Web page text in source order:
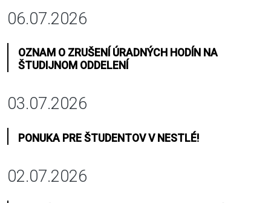
06.07.2026
OZNAM O ZRUŠENÍ ÚRADNÝCH HODÍN NA
ŠTUDIJNOM ODDELENÍ
03.07.2026
PONUKA PRE ŠTUDENTOV V NESTLÉ!
02.07.2026